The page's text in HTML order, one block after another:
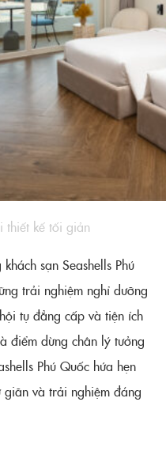
thiết kế tối giản
sạn Seashells Phú
trải nghiệm nghỉ dưỡng
tụ đẳng cấp và tiện ích
điểm dừng chân lý tưởng
Phú Quốc hứa hẹn
giãn và trải nghiệm đáng